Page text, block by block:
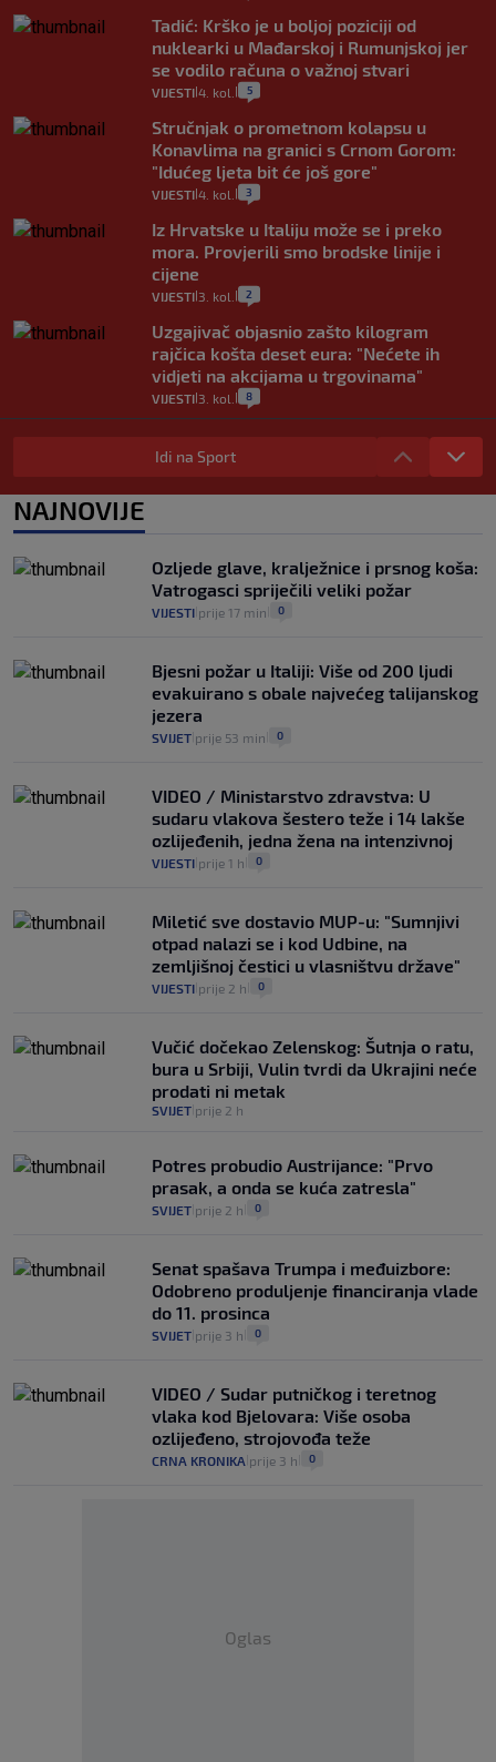
Tadić: Krško je u boljoj poziciji od
nuklearki u Mađarskoj i Rumunjskoj jer
se vodilo računa o važnoj stvari
VIJESTI 4. kol. 5
Stručnjak o prometnom kolapsu u
Konavlima na granici s Crnom Gorom:
"Idućeg ljeta bit će još gore"
VIJESTI 4. kol. 3
Iz Hrvatske u Italiju može se i preko
mora. Provjerili smo brodske linije i
cijene
VIJESTI 3. kol. 2
Uzgajivač objasnio zašto kilogram
rajčica košta deset eura: "Nećete ih
vidjeti na akcijama u trgovinama"
VIJESTI 3. kol. 8
Selidba je jedno od stresnijih iskustava.
Evo aktualnih cijena i nekoliko savjeta
0
automobilom na Hvar iz Zagreba, a
koliko iz Osijeka
|2. kol. 14
Idi na Sport
NAJNOVIJE
Ozljede glave, kralježnice i prsnog koša:
Vatrogasci spriječili veliki požar
VIJESTI prije 17 min 0
Bjesni požar u Italiji: Više od 200 ljudi
evakuirano s obale najvećeg talijanskog
jezera
SVIJET prije 53 min 0
VIDEO / Ministarstvo zdravstva: U
sudaru vlakova šestero teže i 14 lakše
ozlijeđenih, jedna žena na intenzivnoj
VIJESTI prije 1 h 0
Miletić sve dostavio MUP-u: "Sumnjivi
otpad nalazi se i kod Udbine, na
zemljišnoj čestici u vlasništvu države"
VIJESTI prije 2 h 0
Vučić dočekao Zelenskog: Šutnja o ratu,
bura u Srbiji, Vulin tvrdi da Ukrajini neće
prodati ni metak
SVIJET prije 2 h
Potres probudio Austrijance: "Prvo
prasak, a onda se kuća zatresla"
SVIJET prije 2 h 0
Senat spašava Trumpa i međuizbore:
Odobreno produljenje financiranja vlade
do 11. prosinca
SVIJET prije 3 h 0
VIDEO / Sudar putničkog i teretnog
vlaka kod Bjelovara: Više osoba
ozlijeđeno, strojovođa teže
CRNA KRONIKA prije 3 h 0
Oglas